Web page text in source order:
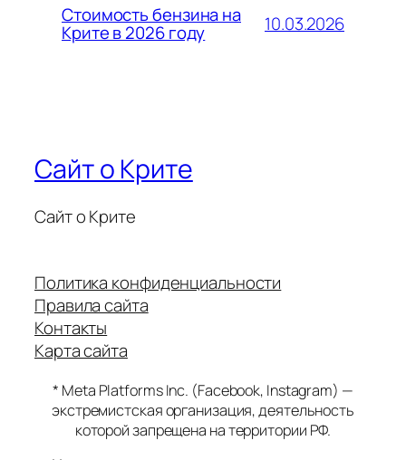
Стоимость бензина на
Крите в 2026 году 10.03.2026
Сайт о Крите
Сайт о Крите
Политика конфиденциальности
Правила сайта
Контакты
Карта сайта
* Meta Platforms Inc. (Facebook, Instagram) —
экстремистская организация, деятельность
которой запрещена на территории РФ.